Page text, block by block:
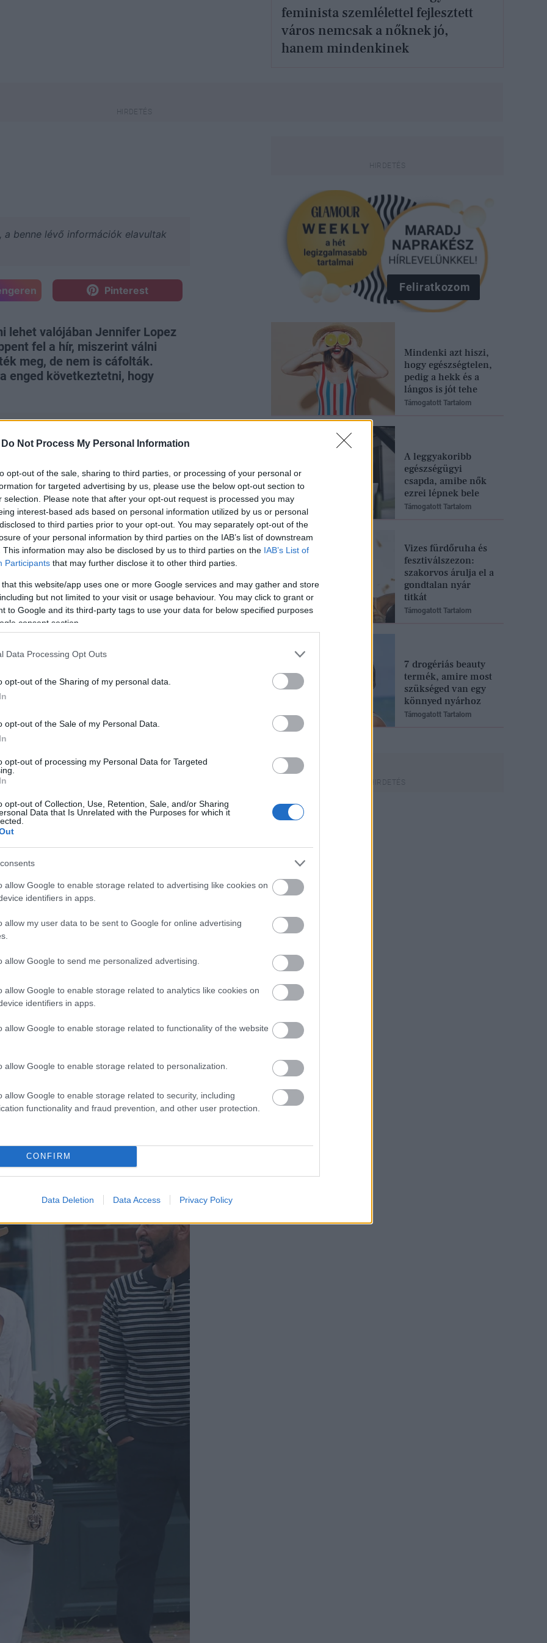
Do Not Process My Personal Information
opt-out of the sale, sharing to third parties, or processing of your personal or
for targeted advertising by us, please use the below opt-out section to
selection. Please note that after your opt-out request is processed you may
interest-based ads based on personal information utilized by us or personal
to third parties prior to your opt-out. You may separately opt-out of the
of your personal information by third parties on the IAB’s list of downstream
This information may also be disclosed by us to third parties on the IAB’s List of
Participants that may further disclose it to other third parties.
that this website/app uses one or more Google services and may gather and store
but not limited to your visit or usage behaviour. You may click to grant or
to Google and its third-party tags to use your data for below specified purposes
consent section.
Data Processing Opt Outs
opt-out of the Sharing of my personal data.
opt-out of the Sale of my Personal Data.
opt-out of processing my Personal Data for Targeted
opt-out of Collection, Use, Retention, Sale, and/or Sharing
Data that Is Unrelated with the Purposes for which it
allow Google to enable storage related to advertising like cookies on
identifiers in apps.
allow my user data to be sent to Google for online advertising
allow Google to send me personalized advertising.
allow Google to enable storage related to analytics like cookies on
identifiers in apps.
allow Google to enable storage related to functionality of the website
allow Google to enable storage related to personalization.
allow Google to enable storage related to security, including
functionality and fraud prevention, and other user protection.
CONFIRM
Data Deletion Data Access Privacy Policy
feminista szemlélettel fejlesztett
város nemcsak a nőknek jó,
hanem mindenkinek
benne lévő információk elavultak
Pinterest
lehet valójában Jennifer Lopez
fel a hír, miszerint válni
meg, de nem is cáfolták.
enged következtetni, hogy
szakításuk után 2021-ben újra
hogy 2022-ben ki is mondták
az a nagy kérdés, hogy a love story-
nincs rendben köztük. A
őket együtt, ha pedig egy-egy
egymást, amikor a színész 12
aki az
közös álomházukat, amit két évig
nem tudja irányítani Bent, és Ben
működhetett volna a kapcsolatuk.”
Jennifer Lopez
pucérruhában
tündököl a nyílt utcán,
„Jennynek elege van, és
nem javul, hanem egyre
hogy még mindig hordják a
olyan karkötőt visel, amin egy
díszeleg.
Feliratkozom
Mindenki azt hiszi,
hogy egészségtelen,
pedig a hekk és a
lángos is jót tehe
Támogatott Tartalom
A leggyakoribb
egészségügyi
csapda, amibe nők
ezrei lépnek bele
Támogatott Tartalom
Vizes fürdőruha és
fesztiválszezon:
szakorvos árulja el a
gondtalan nyár
titkát
Támogatott Tartalom
7 drogériás beauty
termék, amire most
szükséged van egy
könnyed nyárhoz
Támogatott Tartalom